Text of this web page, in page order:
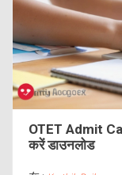
OTET Admit
करें डाउनलोड